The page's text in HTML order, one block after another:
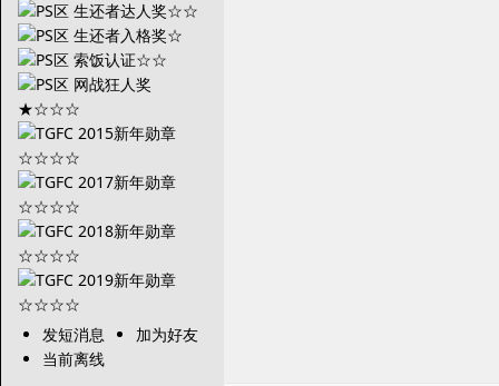
发短消息
加为好友
当前离线